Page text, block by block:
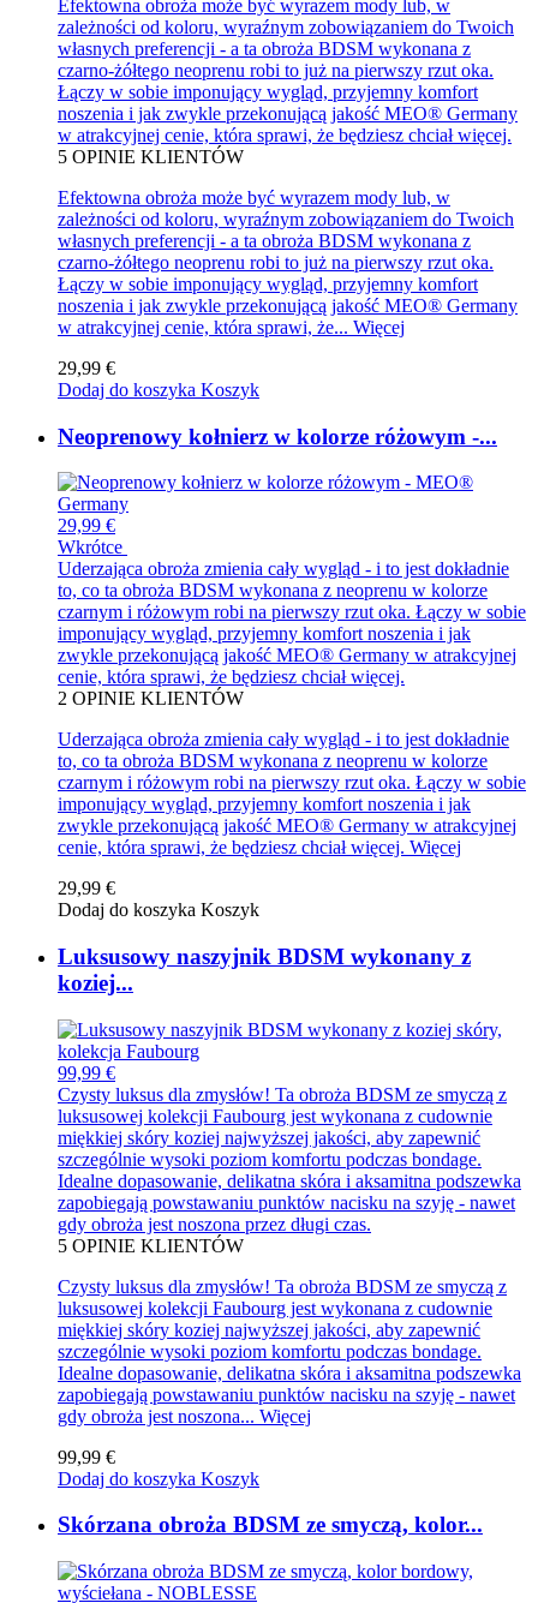
Efektowna obroża może być wyrazem mody lub, w
zależności od koloru, wyraźnym zobowiązaniem do Twoich
własnych preferencji - a ta obroża BDSM wykonana z
czarno-żółtego neoprenu robi to już na pierwszy rzut oka.
Łączy w sobie imponujący wygląd, przyjemny komfort
noszenia i jak zwykle przekonującą jakość MEO® Germany
w atrakcyjnej cenie, która sprawi, że będziesz chciał więcej.
5 OPINIE KLIENTÓW
Efektowna obroża może być wyrazem mody lub, w
zależności od koloru, wyraźnym zobowiązaniem do Twoich
własnych preferencji - a ta obroża BDSM wykonana z
czarno-żółtego neoprenu robi to już na pierwszy rzut oka.
Łączy w sobie imponujący wygląd, przyjemny komfort
noszenia i jak zwykle przekonującą jakość MEO® Germany
w atrakcyjnej cenie, która sprawi, że... Więcej
29,99 €
Dodaj do koszyka Koszyk
Neoprenowy kołnierz w kolorze różowym -...
29,99 €
Wkrótce
Uderzająca obroża zmienia cały wygląd - i to jest dokładnie
to, co ta obroża BDSM wykonana z neoprenu w kolorze
czarnym i różowym robi na pierwszy rzut oka. Łączy w sobie
imponujący wygląd, przyjemny komfort noszenia i jak
zwykle przekonującą jakość MEO® Germany w atrakcyjnej
cenie, która sprawi, że będziesz chciał więcej.
2 OPINIE KLIENTÓW
Uderzająca obroża zmienia cały wygląd - i to jest dokładnie
to, co ta obroża BDSM wykonana z neoprenu w kolorze
czarnym i różowym robi na pierwszy rzut oka. Łączy w sobie
imponujący wygląd, przyjemny komfort noszenia i jak
zwykle przekonującą jakość MEO® Germany w atrakcyjnej
cenie, która sprawi, że będziesz chciał więcej. Więcej
29,99 €
Dodaj do koszyka Koszyk
Luksusowy naszyjnik BDSM wykonany z
koziej...
99,99 €
Czysty luksus dla zmysłów! Ta obroża BDSM ze smyczą z
luksusowej kolekcji Faubourg jest wykonana z cudownie
miękkiej skóry koziej najwyższej jakości, aby zapewnić
szczególnie wysoki poziom komfortu podczas bondage.
Idealne dopasowanie, delikatna skóra i aksamitna podszewka
zapobiegają powstawaniu punktów nacisku na szyję - nawet
gdy obroża jest noszona przez długi czas.
5 OPINIE KLIENTÓW
Czysty luksus dla zmysłów! Ta obroża BDSM ze smyczą z
luksusowej kolekcji Faubourg jest wykonana z cudownie
miękkiej skóry koziej najwyższej jakości, aby zapewnić
szczególnie wysoki poziom komfortu podczas bondage.
Idealne dopasowanie, delikatna skóra i aksamitna podszewka
zapobiegają powstawaniu punktów nacisku na szyję - nawet
gdy obroża jest noszona... Więcej
99,99 €
Dodaj do koszyka Koszyk
Skórzana obroża BDSM ze smyczą, kolor...